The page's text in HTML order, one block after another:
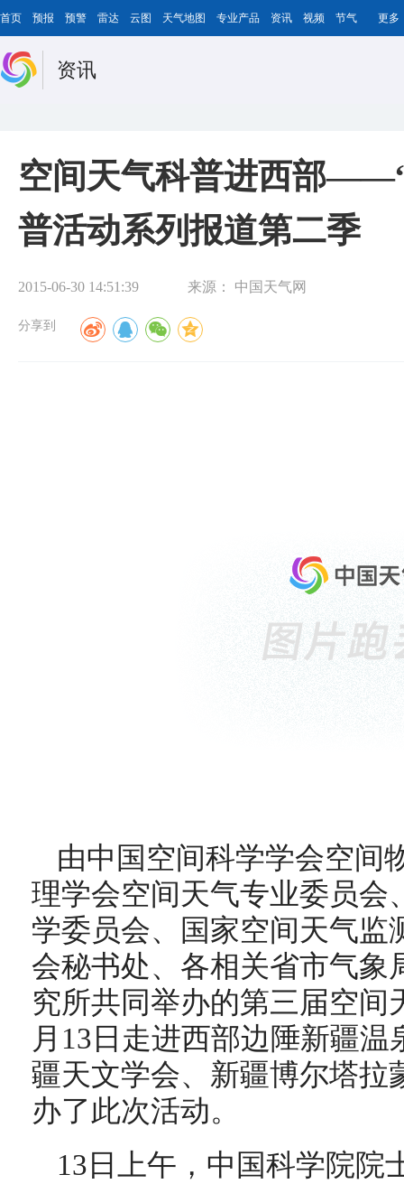
首页 预报 预警 雷达 云图 天气地图 专业产品 资讯 视频 节气 更多
资讯
空间天气科普进西部
普活动系列报道第二季
2015-06-30 14:51:39 来源： 中国天气网
分享到
由中国空间科学学会空间
理学会空间天气专业委员会
学委员会、国家空间天气监
会秘书处、各相关省市气象
究所共同举办的第三届空间
月13日走进西部边陲新疆
疆天文学会、新疆博尔塔拉
办了此次活动。
13日上午，中国科学院院